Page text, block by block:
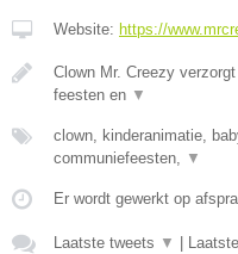
Website: https://
Clown Mr. Creezy
feesten en ▼
clown, kinderanimatie,
communiefeesten, ▼
Er wordt gewerkt op
Laatste tweets ▼